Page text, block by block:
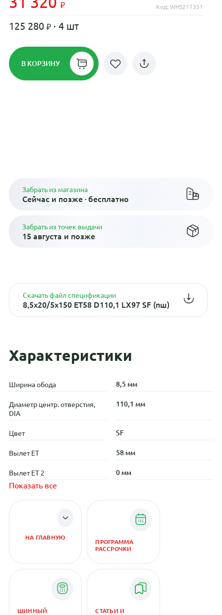
Код: WHS217351
125 280 · 4 шт
В КОРЗИНУ
Забрать из магазина
Сейчас и позже · бесплатно
Забрать из точек выдачи
15 августа и позже
Скачать файл спецификации
8,5x20/5x150 ET58 D110,1 LX97 SF (пш)
Характеристики
Ширина обода 8,5 мм
Диаметр центр. отверстия,
DIA
110,1 мм
Цвет SF
Вылет ET 58 мм
Вылет ET 2 0 мм
Показать все
НА ГЛАВНУЮ
ПРОГРАММА
РАССРОЧКИ
ШИННЫЙ
СТАТЬИ И